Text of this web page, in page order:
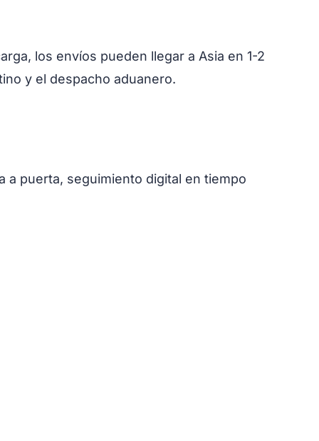
los envíos pueden llegar a Asia en 1-2
y el despacho aduanero.
a puerta, seguimiento digital en tiempo